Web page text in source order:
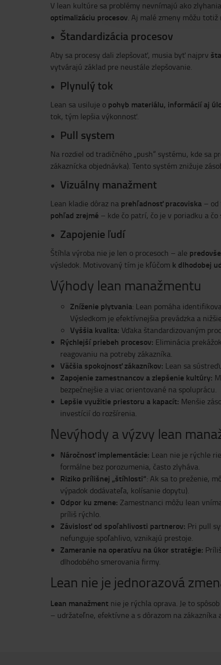
V lean kultúre sa problémy nevnímajú ako
optimalizáciu procesov. Aj malé zmeny môžu
Štandardizácia procesov
Aby sa procesy dali zlepšovať, musia byť najprv
vytvárajú základ pre neustále zlepšovanie.
Plynulý tok
Lean sa usiluje o pohyb materiálu, informácií aj
tok, tým lepšia výkonnosť.
Pull system
Na rozdiel od tradičného „push“ systému, kde sa
zákaznícka objednávka). Tento systém znižuje
Vizuálny manažment
Lean kladie dôraz na prehľadnosť pracoviska – od
pohľad zrejmé – kde čo patrí, čo je v poriadku a čo
Zapojenie ľudí
Štíhla výroba nie je len o procesoch – ale
výsledok. Motivovaný tím je kľúčom k dlhodobej
Výhody lean manažmentu
Zníženie plytvania: Lean pomáha
Výsledkom je efektívnejšia prevádzka a
Vyššia kvalita: Vďaka štandardizovaným
Rýchlejší priebeh procesov: Eliminácia
reagovaniu na potreby zákazníka.
Väčšia spokojnosť zákazníkov: Lean sa
Zapojenie zamestnancov a zlepšenie kultúry:
bezpečnejšie a viac orientované na spoluprácu.
Lepšie využitie priestoru a kapacít: Menšie
investícií do rozšírenia.
Nevýhody a výzvy lean
Náročnosť implementácie: Lean nie je rýchle
formálne bez porozumenia, často zlyháva.
Riziko prílišnej „štíhlosti“: Ak sa to preženie,
výpadok dodávateľa, kolísanie dopytu).
Odpor ku zmene: Zamestnanci môžu lean
príliš rýchlo.
Závislosť od spoľahlivosti partnerov: Pri pull
nefunguje spoľahlivo, vznikajú prestoje.
Zameranie na operatívu na úkor stratégie:
dlhodobého smerovania firmy.
Lean nie je jednorazová
Lean manažment nie je rýchla oprava. Je to
– udržateľne, efektívne a s dôrazom na zákazníka